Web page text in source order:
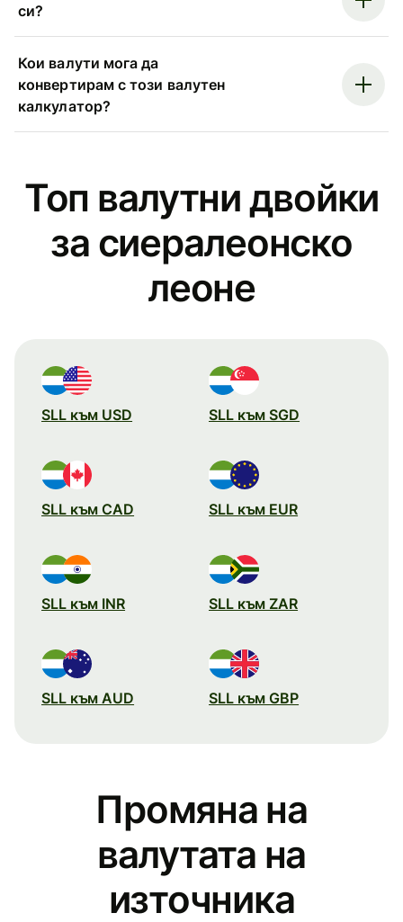
си?
Кои валути мога да
конвертирам с този валутен
калкулатор?
Топ валутни двойки
за сиералеонско
леоне
SLL към USD SLL към SGD
SLL към CAD SLL към EUR
SLL към INR SLL към ZAR
SLL към AUD SLL към GBP
Промяна на
валутата на
източника